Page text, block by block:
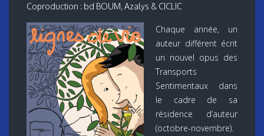
Coproduction : bd BOUM, Azalys & CICLIC
Chaque année, un
auteur différent écrit
un nouvel opus des
Transports
Sentimentaux dans
le cadre de sa
résidence d’auteur
(octobre-novembre).